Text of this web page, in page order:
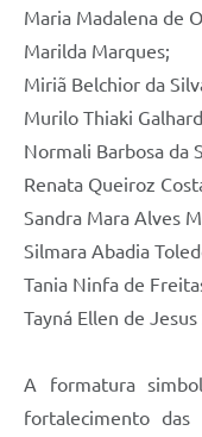
Maria Madalena de
Marilda Marques;
Miriã Belchior da
Murilo Thiaki
Normali Barbosa da
Renata Queiroz
Sandra Mara Alves
Silmara Abadia
Tania Ninfa de
Tayná Ellen de Jesus
A formatura
fortalecimento das